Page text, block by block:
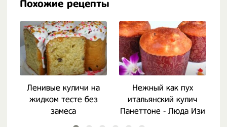
Похожие рецепты
Ленивые куличи на
жидком тесте без
замеса
Нежный как пух
итальянский кулич
Панеттоне - Люда Изи